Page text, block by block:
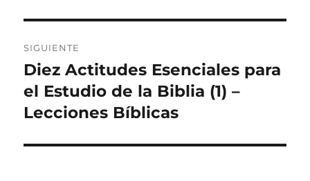
SIGUIENTE
Entrada
siguiente:
Diez Actitudes Esenciales para
el Estudio de la Biblia (1) –
Lecciones Bíblicas